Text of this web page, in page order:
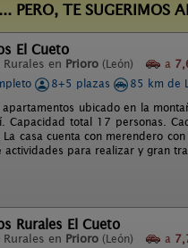
... PERO, TE SUGERIMOS
El Cueto
en Prioro (León) a
8+5 plazas
85 km de
ubicado en la
Capacidad total 17 personas.
La casa cuenta con merendero
actividades para realizar y gran
Rurales El Cueto
en Prioro (León) a